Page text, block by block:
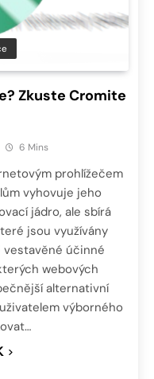
Zkuste Cromite
6 Mins
prohlížečem
vyhovuje jeho
jádro, ale sbírá
jsou využívány
vestavěné účinné
webových
alternativní
výborného